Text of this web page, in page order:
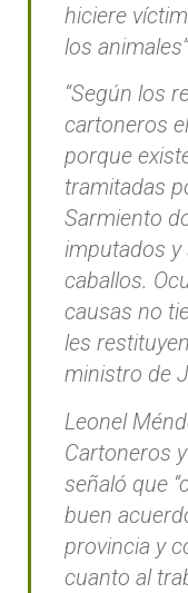
hiciere
los
“Según los
cartoneros
porque
tramitadas
Sarmiento
imputados y
caballos.
causas no
les
ministro de
Leonel
Cartoneros
señaló que
buen
provincia y
cuanto al